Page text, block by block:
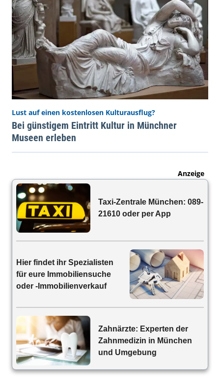
Lust auf einen kostenlosen Kulturausflug?
Bei günstigem Eintritt Kultur in Münchner
Museen erleben
Anzeige
Taxi-Zentrale München: 089-
21610 oder per App
Hier findet ihr Spezialisten
für eure Immobiliensuche
oder -Immobilienverkauf
Zahnärzte: Experten der
Zahnmedizin in München
und Umgebung